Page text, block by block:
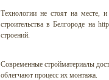
Технологии не стоят на месте,
строительства в Белгороде на
строений.
Современные стройматериалы
облегчают процесс их монтажа.